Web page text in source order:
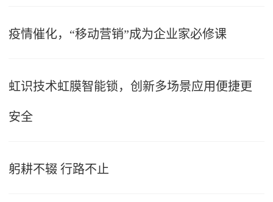
疫情催化，“移动营销”成为企业家必修课
虹识技术虹膜智能锁，创新多场景应用便捷更
安全
躬耕不辍 行路不止